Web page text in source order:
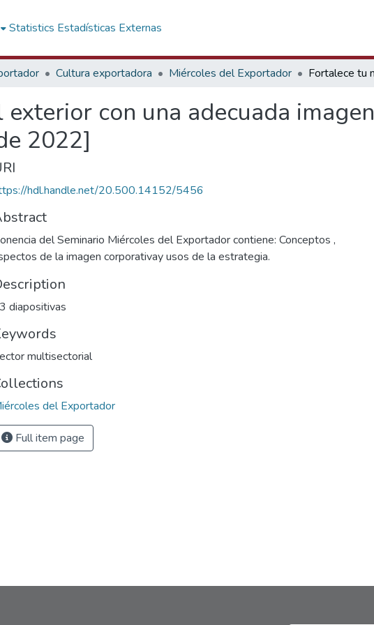
Statistics Estadísticas Externas
Cultura exportadora Miércoles del Exportador
con una adecuada imagen
2022]
hdl.handle.net/20.500.14152/5456
del Seminario Miércoles del Exportador contiene: Conceptos ,
de la imagen corporativay usos de la estrategia.
diapositivas
multisectorial
del Exportador
Full item page